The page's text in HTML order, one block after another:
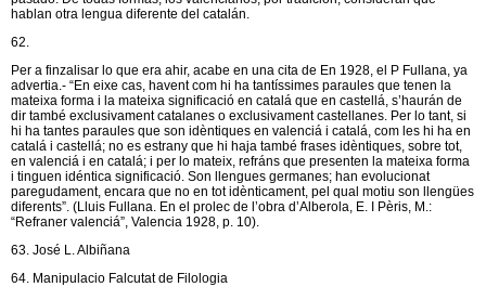
hablan otra lengua diferente del catalán.
62.
Per a finzalisar lo que era ahir, acabe en una cita de En 1928, el P Fullana, ya
advertia.- “En eixe cas, havent com hi ha tantíssimes paraules que tenen la
mateixa forma i la mateixa significació en catalá que en castellá, s’haurán de
dir també exclusivament catalanes o exclusivament castellanes. Per lo tant, si
hi ha tantes paraules que son idèntiques en valenciá i catalá, com les hi ha en
catalá i castellá; no es estrany que hi haja també frases idèntiques, sobre tot,
en valenciá i en catalá; i per lo mateix, refráns que presenten la mateixa forma
i tinguen idéntica significació. Son llengues germanes; han evolucionat
paregudament, encara que no en tot idènticament, pel qual motiu son llengües
diferents”. (Lluis Fullana. En el prolec de l’obra d’Alberola, E. I Pèris, M.:
“Refraner valenciá”, Valencia 1928, p. 10).
63. José L. Albiñana
64. Manipulacio Falcutat de Filologia